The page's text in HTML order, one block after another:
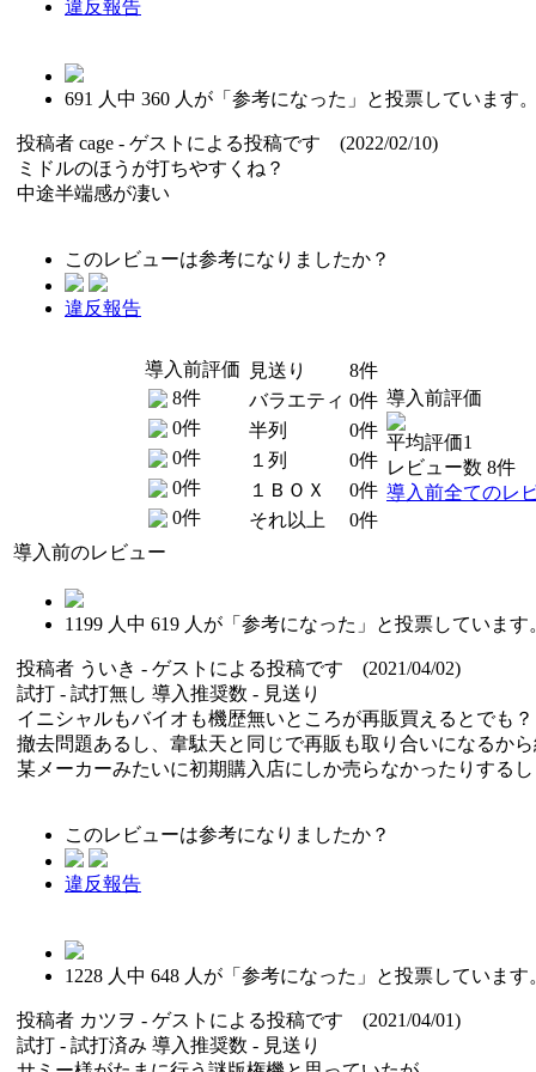
違反報告
691 人中 360 人が「参考になった」と投票しています。
投稿者 cage - ゲストによる投稿です (2022/02/10)
ミドルのほうが打ちやすくね？
中途半端感が凄い
このレビューは参考になりましたか？
違反報告
導入前評価
8件
0件
0件
0件
0件
見送り
8件
バラエティ 0件
半列
0件
１列
0件
１ＢＯＸ
0件
それ以上
0件
導入前評価
平均評価1
レビュー数 8件
導入前全てのレ
導入前のレビュー
1199 人中 619 人が「参考になった」と投票しています
投稿者 ういき - ゲストによる投稿です (2021/04/02)
試打 - 試打無し 導入推奨数 - 見送り
イニシャルもバイオも機歴無いところが再販買えるとでも？
撤去問題あるし、韋駄天と同じで再販も取り合いになるか
某メーカーみたいに初期購入店にしか売らなかったりするし
このレビューは参考になりましたか？
違反報告
1228 人中 648 人が「参考になった」と投票しています
投稿者 カツヲ - ゲストによる投稿です (2021/04/01)
試打 - 試打済み 導入推奨数 - 見送り